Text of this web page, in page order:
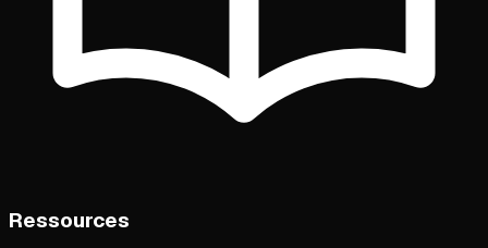
Ressources